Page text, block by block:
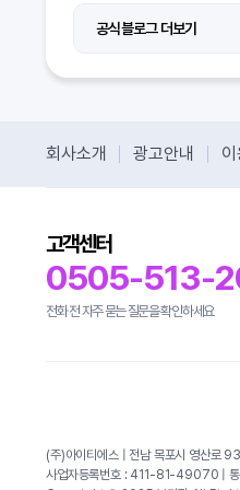
공식블로그 더보기
회사소개 광고안내
고객센터
0505-513-
전화 전 자주 묻는 질문을 확인하세요
(주)아이티에스 | 전남 목포시 영산
사업자등록번호 : 411-81-49070 |